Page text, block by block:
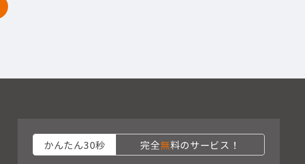
かんたん30秒 完全無料のサービス！